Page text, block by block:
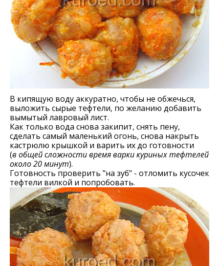
В кипящую воду аккуратно, чтобы не обжечься,
выложить сырые тефтели, по желанию добавить
вымытый лавровый лист.
Как только вода снова закипит, снять пену,
сделать самый маленький огонь, снова накрыть
кастрюлю крышкой и варить их до готовности
(в общей сложности время варки куриных тефтелей
около 20 минут).
Готовность проверить "на зуб" - отломить кусочек
тефтели вилкой и попробовать.